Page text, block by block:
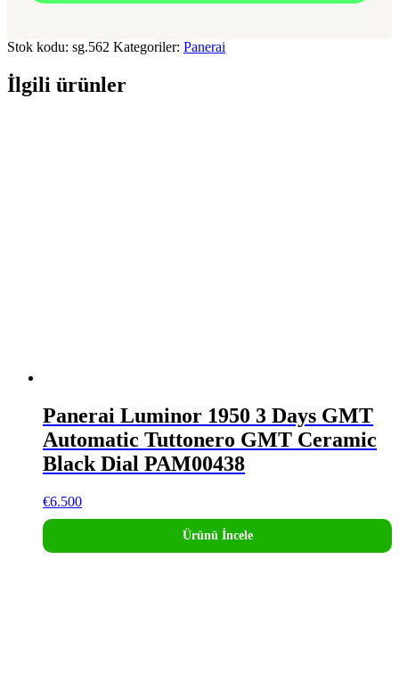
Stok kodu: sg.562 Kategoriler: Panerai
İlgili ürünler
Panerai Luminor 1950 3 Days GMT
Automatic Tuttonero GMT Ceramic
Black Dial PAM00438
€6.500
Ürünü İncele